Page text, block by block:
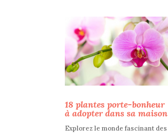
18 plantes porte-bonheur
à adopter dans sa maison
Explorez le monde fascinant des